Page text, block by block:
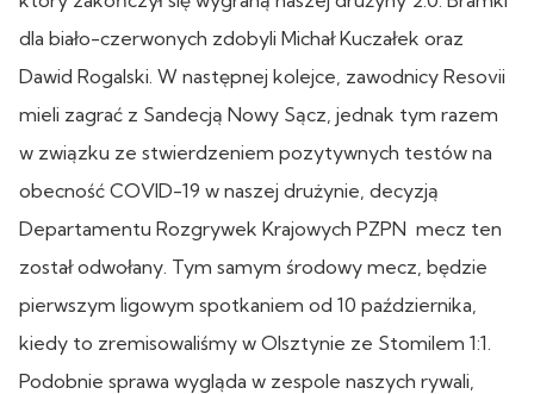
dla biało-czerwonych zdobyli Michał Kuczałek oraz
Dawid Rogalski. W następnej kolejce, zawodnicy Resovii
mieli zagrać z Sandecją Nowy Sącz, jednak tym razem
w związku ze stwierdzeniem pozytywnych testów na
obecność COVID-19 w naszej drużynie, decyzją
Departamentu Rozgrywek Krajowych PZPN mecz ten
został odwołany. Tym samym środowy mecz, będzie
pierwszym ligowym spotkaniem od 10 października,
kiedy to zremisowaliśmy w Olsztynie ze Stomilem 1:1.
Podobnie sprawa wygląda w zespole naszych rywali,